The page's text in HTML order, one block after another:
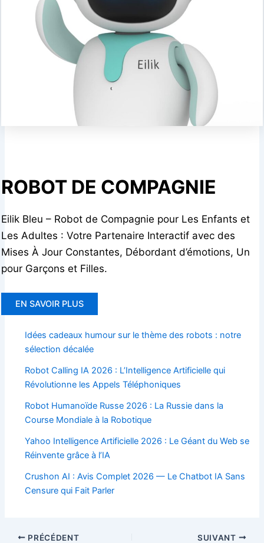
ROBOT DE COMPAGNIE
Eilik Bleu – Robot de Compagnie pour Les Enfants et
Les Adultes : Votre Partenaire Interactif avec des
Mises À Jour Constantes, Débordant d’émotions, Un
pour Garçons et Filles.
EN SAVOIR PLUS
Idées cadeaux humour sur le thème des robots : notre
sélection décalée
Robot Calling IA 2026 : L’Intelligence Artificielle qui
Révolutionne les Appels Téléphoniques
Robot Humanoïde Russe 2026 : La Russie dans la
Course Mondiale à la Robotique
Yahoo Intelligence Artificielle 2026 : Le Géant du Web se
Réinvente grâce à l’IA
Crushon AI : Avis Complet 2026 — Le Chatbot IA Sans
Censure qui Fait Parler
NavigationPRÉCÉDENT SUIVANT